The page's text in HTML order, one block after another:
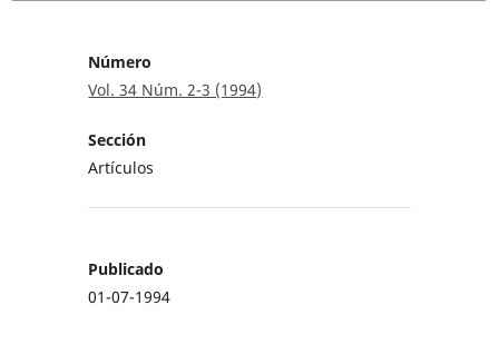
Número
Vol. 34 Núm. 2-3 (1994)
Sección
Artículos
Publicado
01-07-1994